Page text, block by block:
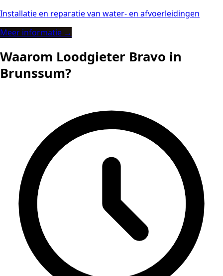
Installatie en reparatie van water- en afvoerleidingen
Meer informatie →
Waarom Loodgieter Bravo in
Brunssum?